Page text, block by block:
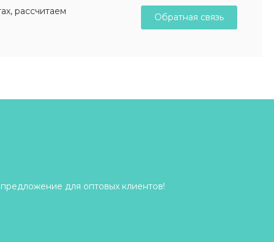
рассчитаем
Обратная связь
для оптовых клиентов!